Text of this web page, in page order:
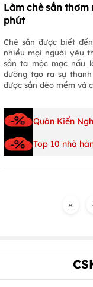
Làm chè sắn thơm
phút
Chè sắn được biết
nhiều mọi người yêu
sắn ta mộc mạc nấu
đường tạo ra sự
được sắn dẻo mềm và
Quán Kiến
Top 10 nhà
«